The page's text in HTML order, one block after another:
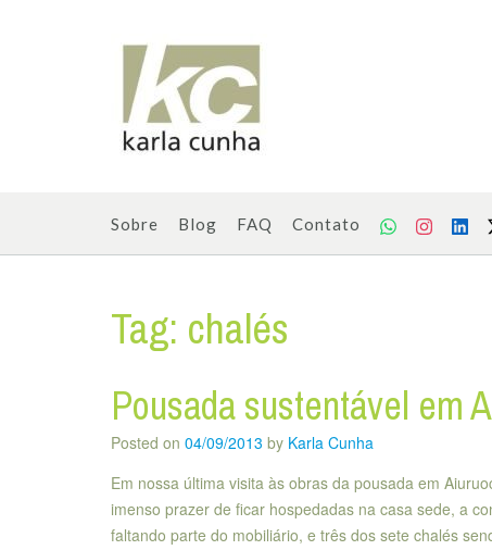
Sobre Blog FAQ Contato
Tag: chalés
Pousada sustentável em
Posted on 04/09/2013 by Karla Cunha
Em nossa última visita às obras da pousada em
imenso prazer de ficar hospedadas na casa sede, a
faltando parte do mobiliário, e três dos sete chalés